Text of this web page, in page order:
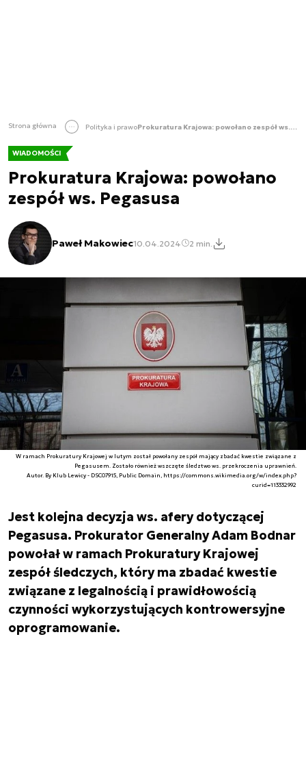
Strona główna Polityka i prawo Prokuratura Krajowa: powołano zespół ws. Pegasusa
WIADOMOŚCI
Prokuratura Krajowa: powołano
zespół ws. Pegasusa
Paweł Makowiec10.04.2024 2 min.
W ramach Prokuratury Krajowej w lutym został powołany zespół mający zbadać kwestie związane z
Pegasusem. Zostało również wszczęte śledztwo ws. przekroczenia uprawnień.
Autor. By Klub Lewicy - DSC07915, Public Domain, https://commons.wikimedia.org/w/index.php?
curid=113332992
Jest kolejna decyzja ws. afery dotyczącej
Pegasusa. Prokurator Generalny Adam Bodnar
powołał w ramach Prokuratury Krajowej
zespół śledczych, który ma zbadać kwestie
związane z legalnością i prawidłowością
czynności wykorzystujących kontrowersyjne
oprogramowanie.